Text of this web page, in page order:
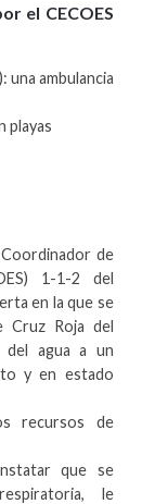
el CECOES
una ambulancia
playas
de
1-1-2 del
en la que se
Cruz Roja del
del agua a un
y en estado
recursos de
que se
le